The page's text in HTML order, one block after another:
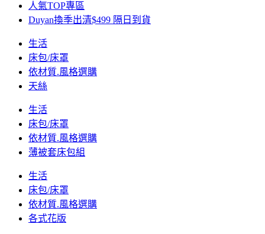
人氣TOP專區
Duyan換季出清$499 隔日到貨
生活
床包/床罩
依材質.風格選購
天絲
生活
床包/床罩
依材質.風格選購
薄被套床包組
生活
床包/床罩
依材質.風格選購
各式花版